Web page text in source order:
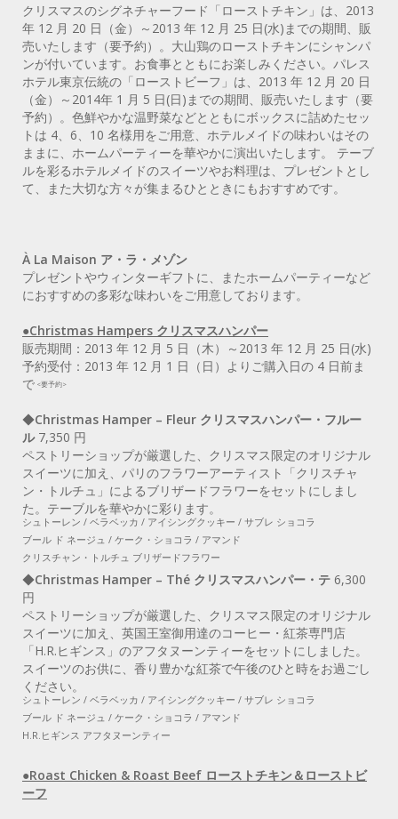
クリスマスのシグネチャーフード「ローストチキン」は、2013
年 12 月 20 日（金）～2013 年 12 月 25 日(水)までの期間、販
売いたします（要予約）。大山鶏のローストチキンにシャンパ
ンが付いています。お食事とともにお楽しみください。パレス
ホテル東京伝統の「ローストビーフ」は、2013 年 12 月 20 日
（金）～2014年 1 月 5 日(日)までの期間、販売いたします（要
予約）。色鮮やかな温野菜などとともにボックスに詰めたセッ
トは 4、6、10 名様用をご用意、ホテルメイドの味わいはその
ままに、ホームパーティーを華やかに演出いたします。 テーブ
ルを彩るホテルメイドのスイーツやお料理は、プレゼントとし
て、また大切な方々が集まるひとときにもおすすめです。
À La Maison ア・ラ・メゾン
プレゼントやウィンターギフトに、またホームパーティーなど
におすすめの多彩な味わいをご用意しております。
●Christmas Hampers クリスマスハンパー
販売期間：2013 年 12 月 5 日（木）～2013 年 12 月 25 日(水)
予約受付：2013 年 12 月 1 日（日）よりご購入日の 4 日前ま
で <要予約>
◆Christmas Hamper – Fleur クリスマスハンパー・フルー
ル 7,350 円
ペストリーショップが厳選した、クリスマス限定のオリジナル
スイーツに加え、パリのフラワーアーティスト「クリスチャ
ン・トルチュ」によるブリザードフラワーをセットにしまし
た。テーブルを華やかに彩ります。
シュトーレン / ベラベッカ / アイシングクッキー / サブレ ショコラ
ブール ド ネージュ / ケーク・ショコラ / アマンド
クリスチャン・トルチュ ブリザードフラワー
◆Christmas Hamper – Thé クリスマスハンパー・テ 6,300
円
ペストリーショップが厳選した、クリスマス限定のオリジナル
スイーツに加え、英国王室御用達のコーヒー・紅茶専門店
「H.R.ヒギンス」のアフタヌーンティーをセットにしました。
スイーツのお供に、香り豊かな紅茶で午後のひと時をお過ごし
ください。
シュトーレン / ベラベッカ / アイシングクッキー / サブレ ショコラ
ブール ド ネージュ / ケーク・ショコラ / アマンド
H.R.ヒギンス アフタヌーンティー
●Roast Chicken & Roast Beef ローストチキン＆ローストビ
ーフ